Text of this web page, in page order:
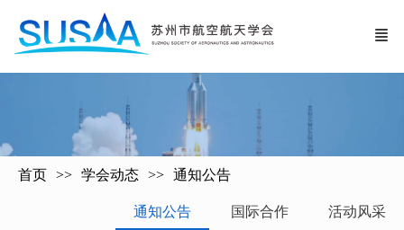
首页 学会动态 通知公告
通知公告 国际合作 活动风采